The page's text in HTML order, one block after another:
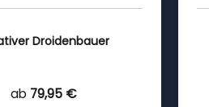
Droidenbauer
ab 79,95 €